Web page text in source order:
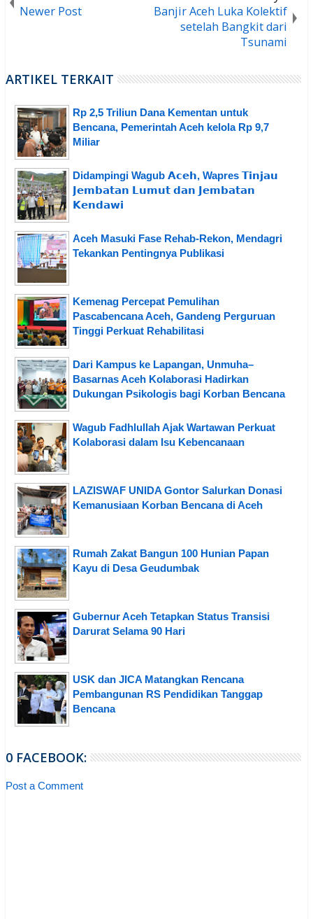
Newer Post
Banjir Aceh Luka Kolektif
setelah Bangkit dari
Tsunami
ARTIKEL TERKAIT
Rp 2,5 Triliun Dana Kementan untuk
Bencana, Pemerintah Aceh kelola Rp 9,7
Miliar
Didampingi Wagub 𝗔𝗰𝗲𝗵, Wapres 𝗧𝗶𝗻𝗷𝗮𝘂
𝗝𝗲𝗺𝗯𝗮𝘁𝗮𝗻 𝗟𝘂𝗺𝘂𝘁 𝗱𝗮𝗻 𝗝𝗲𝗺𝗯𝗮𝘁𝗮𝗻
𝗞𝗲𝗻𝗱𝗮𝘄𝗶
Aceh Masuki Fase Rehab-Rekon, Mendagri
Tekankan Pentingnya Publikasi
Kemenag Percepat Pemulihan
Pascabencana Aceh, Gandeng Perguruan
Tinggi Perkuat Rehabilitasi
Dari Kampus ke Lapangan, Unmuha–
Basarnas Aceh Kolaborasi Hadirkan
Dukungan Psikologis bagi Korban Bencana
Wagub Fadhlullah Ajak Wartawan Perkuat
Kolaborasi dalam Isu Kebencanaan
LAZISWAF UNIDA Gontor Salurkan Donasi
Kemanusiaan Korban Bencana di Aceh
Rumah Zakat Bangun 100 Hunian Papan
Kayu di Desa Geudumbak
Gubernur Aceh Tetapkan Status Transisi
Darurat Selama 90 Hari
USK dan JICA Matangkan Rencana
Pembangunan RS Pendidikan Tanggap
Bencana
0 FACEBOOK:
Post a Comment